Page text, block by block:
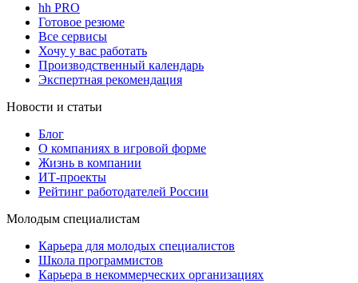
hh PRO
Готовое резюме
Все сервисы
Хочу у вас работать
Производственный календарь
Экспертная рекомендация
Новости и статьи
Блог
О компаниях в игровой форме
Жизнь в компании
ИТ-проекты
Рейтинг работодателей России
Молодым специалистам
Карьера для молодых специалистов
Школа программистов
Карьера в некоммерческих организациях